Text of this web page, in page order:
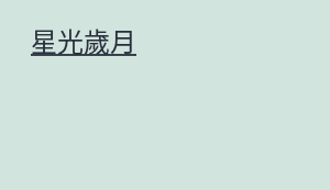
星光歲月